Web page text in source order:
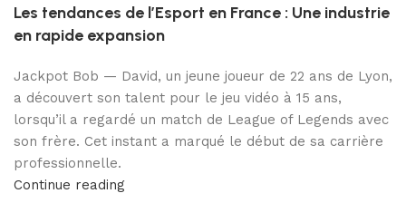
Les tendances de l’Esport en France : Une industrie
en rapide expansion
Jackpot Bob — David, un jeune joueur de 22 ans de Lyon,
a découvert son talent pour le jeu vidéo à 15 ans,
lorsqu’il a regardé un match de League of Legends avec
son frère. Cet instant a marqué le début de sa carrière
professionnelle.
Continue reading